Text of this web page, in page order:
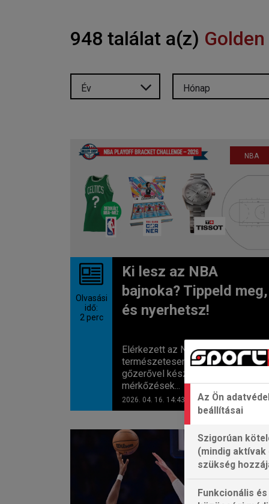
948 találat a(z)
Év Hónap
NBA
Olvasási
idő:
2 perc
Ki lesz az NBA
bajnoka? Tippeld meg,
és nyerhetsz!
Elérkezett az NBA rájátszása, és
természetesen a Sport TV
gőzerővel készül a jobbnál jobb
mérkőzések...
2026. 04. 16. 14:43
NBA
Az Ön
beállításai
Szigorúan
(mindig aktívak
szükség
Funkcionális és